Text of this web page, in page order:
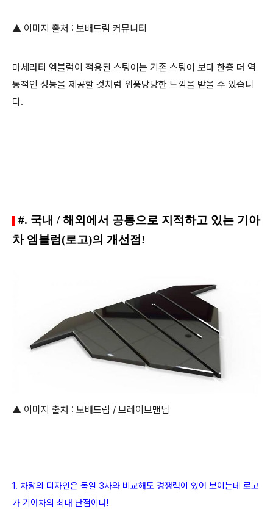
▲ 이미지 출처 : 보배드림 커뮤니티
마세라티 엠블럼이 적용된 스팅어는 기존 스팅어 보다 한층 더 역
동적인 성능을 제공할 것처럼 위풍당당한 느낌을 받을 수 있습니
다.
#. 국내 / 해외에서 공통으로 지적하고 있는 기아
차 엠블럼(로고)의 개선점!
▲ 이미지 출처 : 보배드림 / 브레이브맨님
1. 차량의 디자인은 독일 3사와 비교해도 경쟁력이 있어 보이는데 로고
가 기아차의 최대 단점이다!